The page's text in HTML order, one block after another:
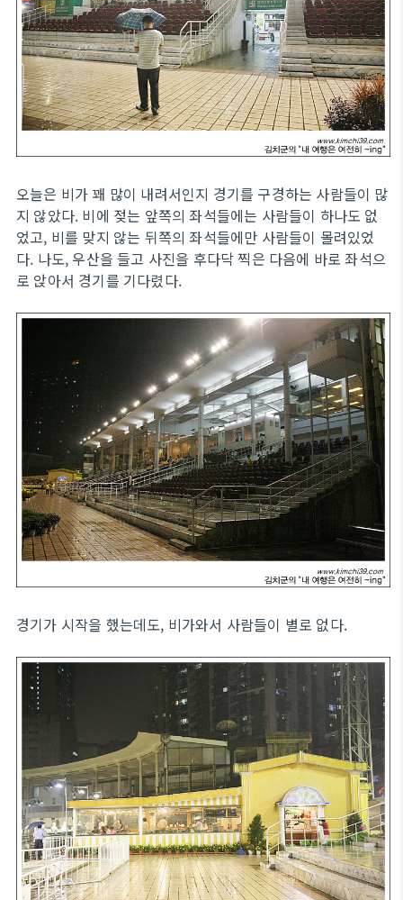
오늘은 비가 꽤 많이 내려서인지 경기를 구경하는 사람들이 많
지 않았다. 비에 젖는 앞쪽의 좌석들에는 사람들이 하나도 없
었고, 비를 맞지 않는 뒤쪽의 좌석들에만 사람들이 몰려있었
다. 나도, 우산을 들고 사진을 후다닥 찍은 다음에 바로 좌석으
로 앉아서 경기를 기다렸다.
경기가 시작을 했는데도, 비가와서 사람들이 별로 없다.